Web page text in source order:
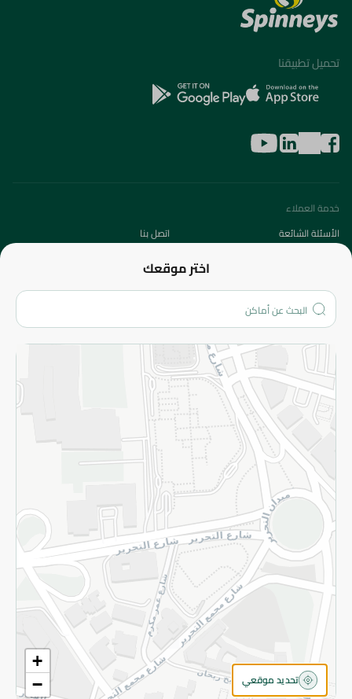
اختر موقعك
+
−
تحديد موقعي
تحميل تطبيقنا
خدمة العملاء
الأسئلة الشائعة
اتصل بنا
من نحن؟
الفروع
المزيد
الاسترجاع
سياسة الاستخدام
سياسة الخصوصية
قم بالتسجيل للنشرة
©2026 - Spinneys | جميع الحقوق محفوظة